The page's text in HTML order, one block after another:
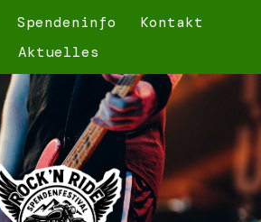
Spendeninfo
Kontakt
Aktuelles